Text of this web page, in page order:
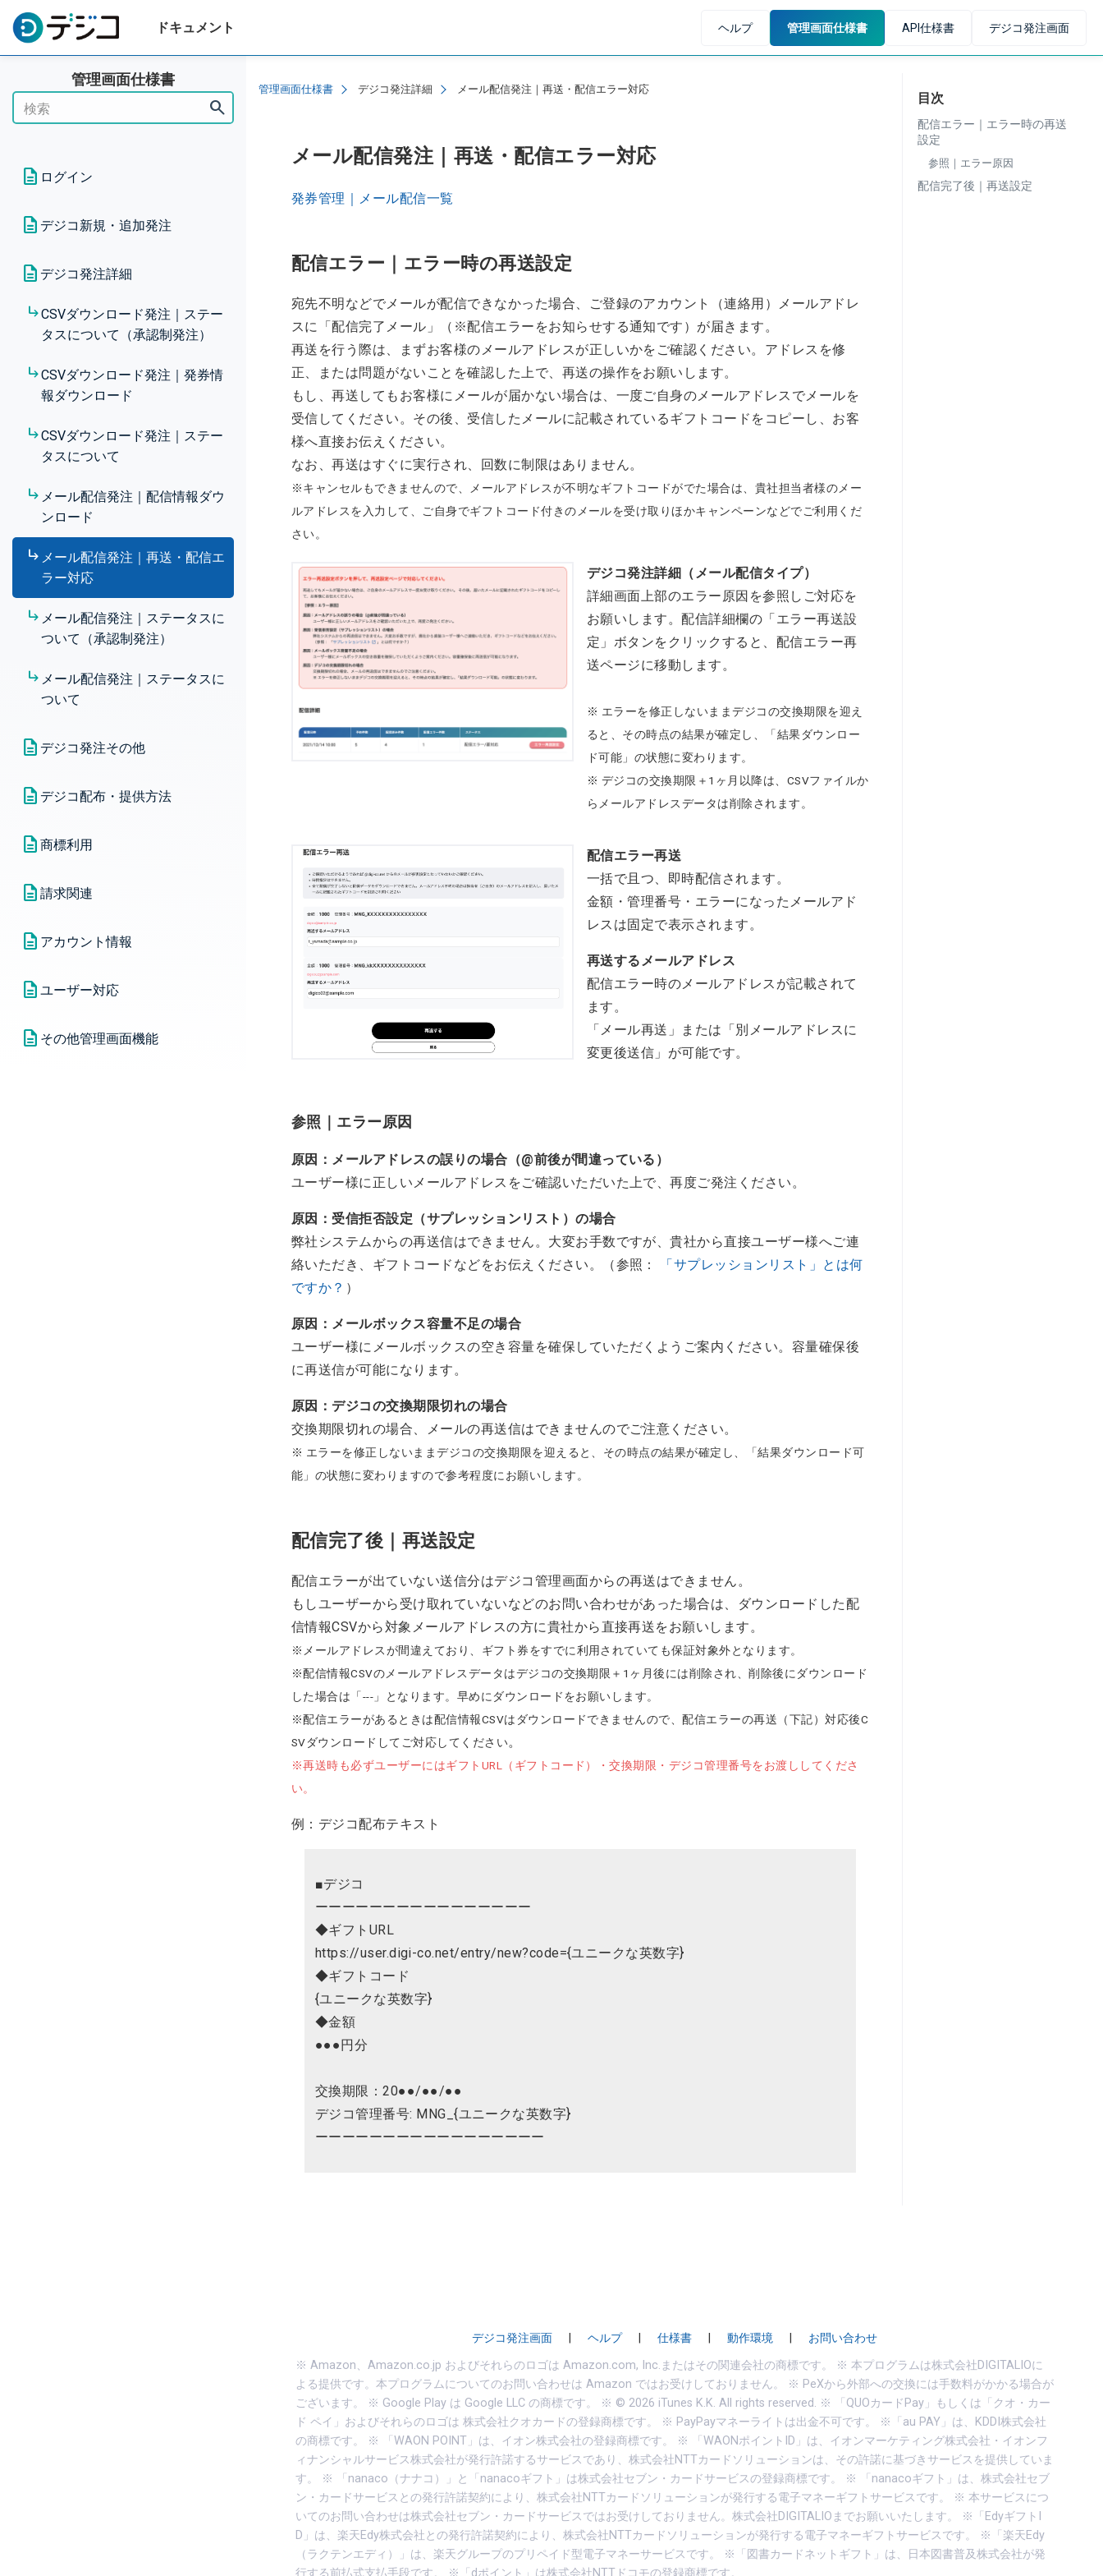
ドキュメント ヘルプ 管理画面仕様書 API仕様書 デジコ発注画面
管理画面仕様書
search
ログイン
ログインについて
えについて（ログインチュート
初回ログインについて（ログイ
デジコ新規・追加発注
デジコ新規発注
デジコ追加発注（2回目以降の
発注）
ギフト新規発注｜CSVダウンロ
ード（即時発注）
ギフト新規発注｜CSVダウンロ
ード（承認制発注）
ギフト新規発注｜メール配信
（即時発注）
ギフト新規発注｜メール配信
（承認制発注）
デジコ発注詳細
CSVダウンロード発注｜ステー
タスについて（承認制発注）
CSVダウンロード発注｜発券情
報ダウンロード
CSVダウンロード発注｜ステー
タスについて
メール配信発注｜配信情報ダウ
ンロード
メール配信発注｜再送・配信エ
ラー対応
メール配信発注｜ステータスに
ついて（承認制発注）
メール配信発注｜ステータスに
ついて
デジコ発注その他
設定券種・交換先
デジコ配布・提供方法
デジコ配布・提供方法の紹介
ット
アプリ内・SNS配布について
く方法
商標利用
ロゴ・名称のテキスト記載（商
請求関連
前払い｜請求確認・請求書発行
アカウント情報
アカウント情報｜メールアドレ
スログインの方
アカウント情報｜パートナーコ
ユーザー対応
交換に関するお問い合わせ
その他管理画面機能
目次
配信エラー｜エラー時の再送
設定
参照｜エラー原因
配信完了後｜再送設定
管理画面仕様書 デジコ発注詳細 メール配信発注｜再送・配信エラー対応
メール配信発注｜再送・配信エラー対応
発券管理｜メール配信一覧
配信エラー｜エラー時の再送設定
宛先不明などでメールが配信できなかった場合、ご登録のアカウント（連絡用）メールアドレ
スに「配信完了メール」（※配信エラーをお知らせする通知です）が届きます。
再送を行う際は、まずお客様のメールアドレスが正しいかをご確認ください。アドレスを修
正、または問題がないことを確認した上で、再送の操作をお願いします。
もし、再送してもお客様にメールが届かない場合は、一度ご自身のメールアドレスでメールを
受信してください。その後、受信したメールに記載されているギフトコードをコピーし、お客
様へ直接お伝えください。
なお、再送はすぐに実行され、回数に制限はありません。
※キャンセルもできませんので、メールアドレスが不明なギフトコードがでた場合は、貴社担当者様のメー
ルアドレスを入力して、ご自身でギフトコード付きのメールを受け取りほかキャンペーンなどでご利用くだ
さい。
デジコ発注詳細（メール配信タイプ）
詳細画面上部のエラー原因を参照しご対応を
お願いします。配信詳細欄の「エラー再送設
定」ボタンをクリックすると、配信エラー再
送ページに移動します。
※ エラーを修正しないままデジコの交換期限を迎え
ると、その時点の結果が確定し、「結果ダウンロー
ド可能」の状態に変わります。
※ デジコの交換期限＋1ヶ月以降は、CSVファイルか
らメールアドレスデータは削除されます。
配信エラー再送
一括で且つ、即時配信されます。
金額・管理番号・エラーになったメールアド
レスは固定で表示されます。
再送するメールアドレス
配信エラー時のメールアドレスが記載されて
ます。
「メール再送」または「別メールアドレスに
変更後送信」が可能です。
参照｜エラー原因
原因：メールアドレスの誤りの場合（@前後が間違っている）
ユーザー様に正しいメールアドレスをご確認いただいた上で、再度ご発注ください。
原因：受信拒否設定（サプレッションリスト）の場合
弊社システムからの再送信はできません。大変お手数ですが、貴社から直接ユーザー様へご連
絡いただき、ギフトコードなどをお伝えください。（参照：
「サプレッションリスト」とは何
ですか？ ）
原因：メールボックス容量不足の場合
ユーザー様にメールボックスの空き容量を確保していただくようご案内ください。容量確保後
に再送信が可能になります。
原因：デジコの交換期限切れの場合
交換期限切れの場合、メールの再送信はできませんのでご注意ください。
※ エラーを修正しないままデジコの交換期限を迎えると、その時点の結果が確定し、「結果ダウンロード可
能」の状態に変わりますので参考程度にお願いします。
配信完了後｜再送設定
配信エラーが出ていない送信分はデジコ管理画面からの再送はできません。
もしユーザーから受け取れていないなどのお問い合わせがあった場合は、ダウンロードした配
信情報CSVから対象メールアドレスの方に貴社から直接再送をお願いします。
※メールアドレスが間違えており、ギフト券をすでに利用されていても保証対象外となります。
※配信情報CSVのメールアドレスデータはデジコの交換期限＋1ヶ月後には削除され、削除後にダウンロード
した場合は「---」となります。早めにダウンロードをお願いします。
※配信エラーがあるときは配信情報CSVはダウンロードできませんので、配信エラーの再送（下記）対応後C
SVダウンロードしてご対応してください。
※再送時も必ずユーザーにはギフトURL（ギフトコード）・交換期限・デジコ管理番号をお渡ししてくださ
い。
例：デジコ配布テキスト
■デジコ
ーーーーーーーーーーーーーーーー
◆ギフトURL
https://user.digi-co.net/entry/new?code={ユニークな英数字}
◆ギフトコード
{ユニークな英数字}
◆金額
●●●円分
交換期限：20●●/●●/●●
デジコ管理番号: MNG_{ユニークな英数字}
ーーーーーーーーーーーーーーーーー
デジコ発注画面 ヘルプ 仕様書 動作環境
お問い合わせ
※ Amazon、Amazon.co.jp およびそれらのロゴは Amazon.com, Inc.またはその関連会社の商標です。 ※ 本プログラムは株式会社DIGITALIOに
よる提供です。本プログラムについてのお問い合わせは Amazon ではお受けしておりません。 ※ PeXから外部への交換には手数料がかかる場合が
ございます。 ※ Google Play は Google LLC の商標です。 ※ © 2026 iTunes K.K. All rights reserved. ※ 「QUOカードPay」もしくは「クオ・カー
ド ペイ」およびそれらのロゴは 株式会社クオカードの登録商標です。 ※ PayPayマネーライトは出金不可です。 ※「au PAY」は、KDDI株式会社
の商標です。 ※ 「WAON POINT」は、イオン株式会社の登録商標です。 ※ 「WAONポイントID」は、イオンマーケティング株式会社・イオンフ
ィナンシャルサービス株式会社が発行許諾するサービスであり、株式会社NTTカードソリューションは、その許諾に基づきサービスを提供していま
す。 ※ 「nanaco（ナナコ）」と「nanacoギフト」は株式会社セブン・カードサービスの登録商標です。 ※ 「nanacoギフト」は、株式会社セブ
ン・カードサービスとの発行許諾契約により、株式会社NTTカードソリューションが発行する電子マネーギフトサービスです。 ※ 本サービスにつ
いてのお問い合わせは株式会社セブン・カードサービスではお受けしておりません。株式会社DIGITALIOまでお願いいたします。 ※「EdyギフトI
D」は、楽天Edy株式会社との発行許諾契約により、株式会社NTTカードソリューションが発行する電子マネーギフトサービスです。 ※「楽天Edy
（ラクテンエディ）」は、楽天グループのプリペイド型電子マネーサービスです。 ※「図書カードネットギフト」は、日本図書普及株式会社が発
行する前払式支払手段です。 ※「dポイント」は株式会社NTTドコモの登録商標です。